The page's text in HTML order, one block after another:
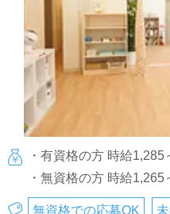
・有資格の方 時給1,285
・無資格の方 時給1,265
無資格での応募OK